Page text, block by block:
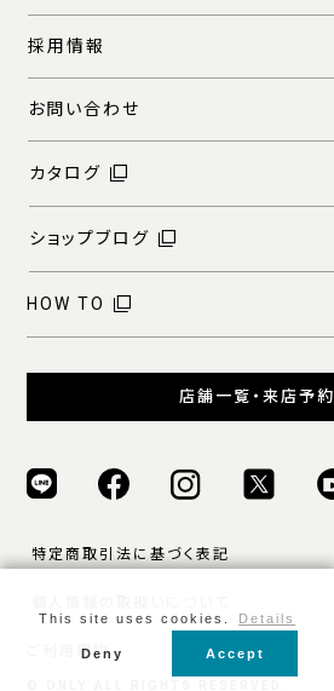
採用情報
お問い合わせ
カタログ
ショップブログ
HOW TO
店舗一覧・来店予約
特定商取引法に基づく表記
ご利用規約
This site uses cookies. Details
Deny Accept